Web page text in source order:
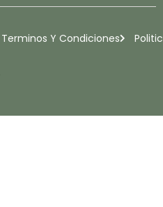
Terminos Y Condiciones